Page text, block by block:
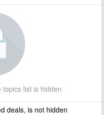
list is hidden
deals, is not hidden